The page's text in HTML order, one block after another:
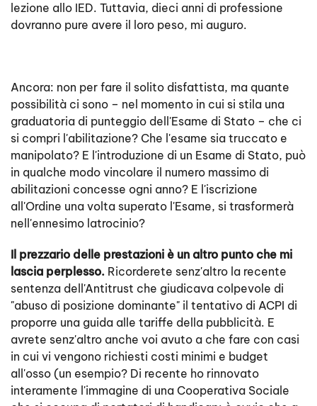
lezione allo IED. Tuttavia, dieci anni di professione
dovranno pure avere il loro peso, mi auguro.
Ancora: non per fare il solito disfattista, ma quante
possibilità ci sono – nel momento in cui si stila una
graduatoria di punteggio dell'Esame di Stato – che ci
si compri l'abilitazione? Che l'esame sia truccato e
manipolato? E l'introduzione di un Esame di Stato, può
in qualche modo vincolare il numero massimo di
abilitazioni concesse ogni anno? E l'iscrizione
all'Ordine una volta superato l'Esame, si trasformerà
nell'ennesimo latrocinio?
Il prezzario delle prestazioni è un altro punto che mi
lascia perplesso. Ricorderete senz'altro la recente
sentenza dell'Antitrust che giudicava colpevole di
"abuso di posizione dominante" il tentativo di ACPI di
proporre una guida alle tariffe della pubblicità. E
avrete senz'altro anche voi avuto a che fare con casi
in cui vi vengono richiesti costi minimi e budget
all'osso (un esempio? Di recente ho rinnovato
interamente l'immagine di una Cooperativa Sociale